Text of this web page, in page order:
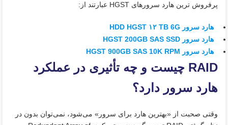
پرفروش ترین هارد سرورهای HGST عبارتند از:
هارد سرور HDD HGST ۱۲ TB 6G
هارد سرور HGST 200GB SAS SSD
هارد سرور HGST 900GB SAS 10K RPM
RAID چیست و چه تأثیری در عملکرد
هارد سرور دارد؟
وقتی صحبت از «بهترین هارد برای سرور» می‌شود، نمی‌توان بدون در